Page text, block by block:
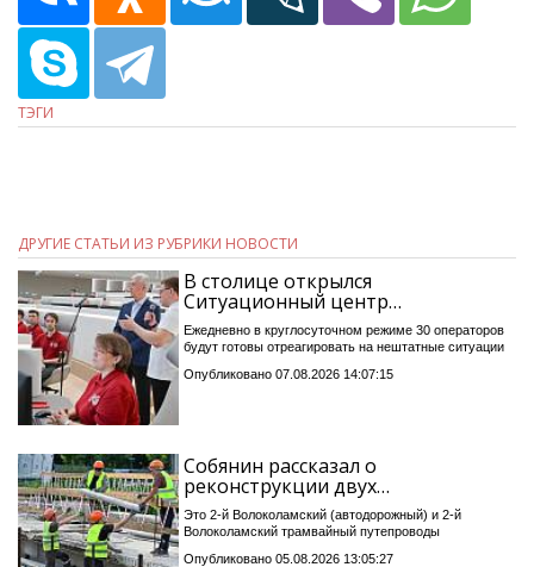
ТЭГИ
ДРУГИЕ СТАТЬИ ИЗ РУБРИКИ НОВОСТИ
В столице открылся
Ситуационный центр…
Ежедневно в круглосуточном режиме 30 операторов
будут готовы отреагировать на нештатные ситуации
Опубликовано 07.08.2026 14:07:15
Собянин рассказал о
реконструкции двух…
Это 2-й Волоколамский (автодорожный) и 2-й
Волоколамский трамвайный путепроводы
Опубликовано 05.08.2026 13:05:27